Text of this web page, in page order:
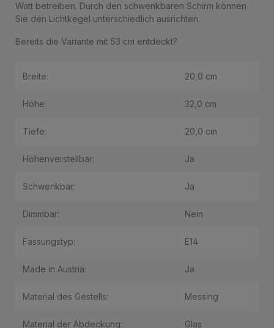
Watt betreiben. Durch den schwenkbaren Schirm können
Sie den Lichtkegel unterschiedlich ausrichten.
Bereits die Variante mit 53 cm entdeckt?
Breite: 20,0 cm
Höhe: 32,0 cm
Tiefe: 20,0 cm
Höhenverstellbar: Ja
Schwenkbar: Ja
Dimmbar: Nein
Fassungstyp: E14
Made in Austria: Ja
Material des Gestells: Messing
Material der Abdeckung: Glas